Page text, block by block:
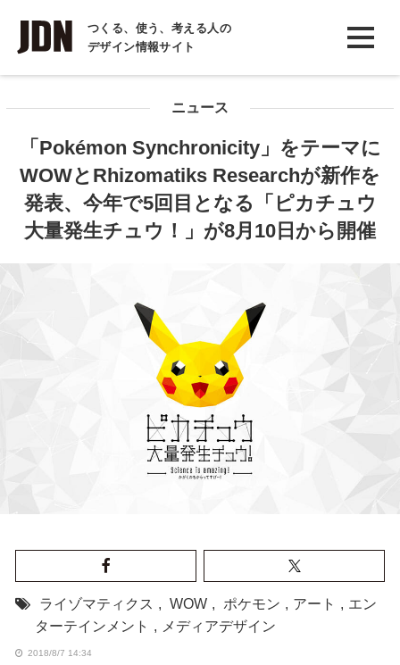
つくる、使う、考える人の
デザイン情報サイト
INTERVIEW
インタビュー
COLUMN
コラム
ニュース
「Pokémon Synchronicity」をテーマに
WOWとRhizomatiks Researchが新作を
発表、今年で5回目となる「ピカチュウ
大量発生チュウ！」が8月10日から開催
ライゾマティクス , WOW , ポケモン , アート , エン
ターテインメント , メディアデザイン
2018/8/7 14:34